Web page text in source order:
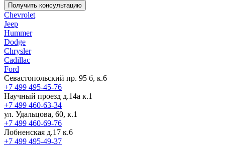
Получить консультацию
Chevrolet
Jeep
Hummer
Dodge
Chrysler
Cadillac
Ford
Севастопольский пр. 95 б, к.6
+7 499 495-45-76
Научный проезд д.14а к.1
+7 499 460-63-34
ул. Удальцова, 60, к.1
+7 499 460-69-76
Лобненская д.17 к.6
+7 499 495-49-37